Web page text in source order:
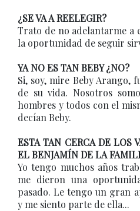
¿SE VA A REELEGIR?
Trato de no adelantarme a
la oportunidad de seguir
YA NO ES TAN BEBY ¿NO?
Si, soy, mire Beby Arango,
de su vida. Nosotros
hombres y todos con el
decían Beby.
ESTA TAN CERCA DE LOS
EL BENJAMÍN DE LA
Yo tengo muchos años
me dieron una
pasado. Le tengo un gran
y me siento parte de ella...